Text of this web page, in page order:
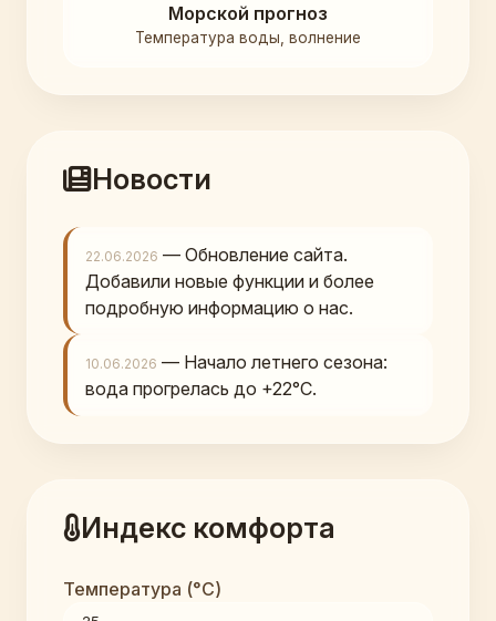
Морской прогноз
Температура воды, волнение
Новости
22.06.2026 — Обновление сайта.
Добавили новые функции и более
подробную информацию о нас.
10.06.2026 — Начало летнего сезона:
вода прогрелась до +22°C.
Индекс комфорта
Температура (°C)